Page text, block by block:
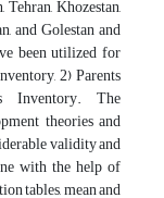
Khozestan,
and Golestan and
been utilized for
2) Parents
Inventory. The
theories and
validity and
with the help of
tables, mean and